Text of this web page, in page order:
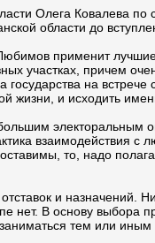
Олега Ковалева
области до
применит
участках, причем
государства на
жизни, и исходить
электоральным
взаимодействия
то, надо
и
нет. В основу
тем или